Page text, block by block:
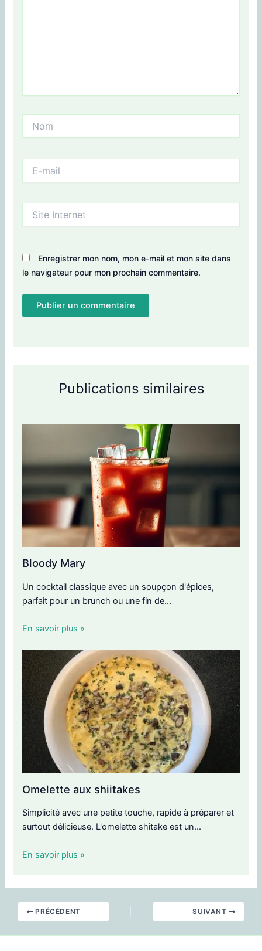
mail
Internet
Enregistrer mon nom, mon e-mail et mon site dans
le navigateur pour mon prochain commentaire.
Publications similaires
Bloody Mary
Un cocktail classique avec un soupçon d'épices,
parfait pour un brunch ou une fin de...
En savoir plus »
Omelette aux shiitakes
Simplicité avec une petite touche, rapide à préparer et
surtout délicieuse. L'omelette shitake est un...
En savoir plus »
PRÉCÉDENT SUIVANT